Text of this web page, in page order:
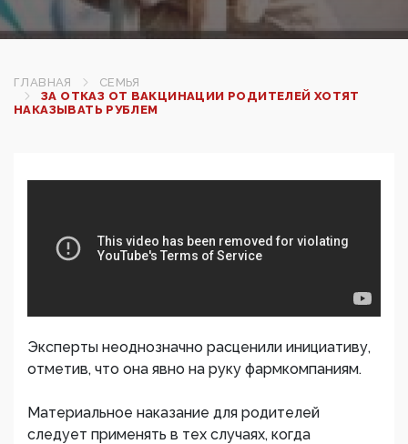
ГЛАВНАЯ
СЕМЬЯ
ЗА ОТКАЗ ОТ ВАКЦИНАЦИИ РОДИТЕЛЕЙ ХОТЯТ
НАКАЗЫВАТЬ РУБЛЕМ
Эксперты неоднозначно расценили инициативу,
отметив, что она явно на руку фармкомпаниям.
Материальное наказание для родителей
следует применять в тех случаях, когда